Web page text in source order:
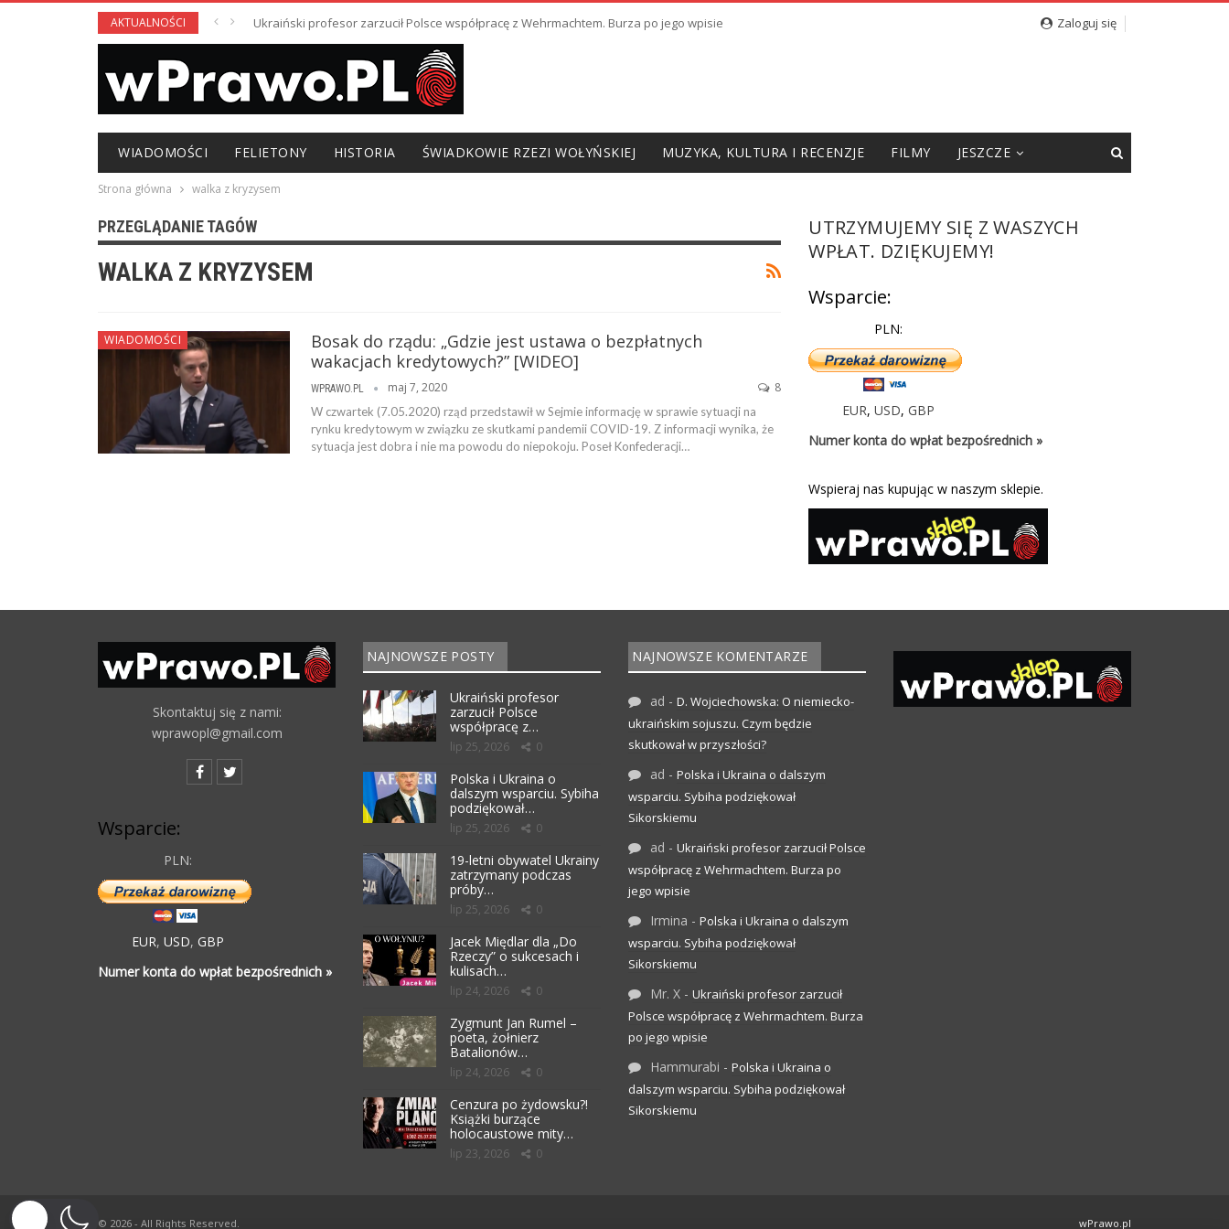
AKTUALNOŚCI Ukraiński profesor zarzucił Polsce współpracę z Wehrmachtem. Burza po jego wpisie Zaloguj się
WIADOMOŚCI FELIETONY HISTORIA ŚWIADKOWIE RZEZI WOŁYŃSKIEJ MUZYKA, KULTURA I RECENZJE FILMY JESZCZE
Strona główna walka z kryzysem
PRZEGLĄDANIE TAGÓW
WALKA Z KRYZYSEM
WIADOMOŚCI
Bosak do rządu: „Gdzie jest ustawa o bezpłatnych
wakacjach kredytowych?” [WIDEO]
WPRAWO.PL maj 7, 2020 8
W czwartek (7.05.2020) rząd przedstawił w Sejmie informację w sprawie sytuacji na
rynku kredytowym w związku ze skutkami pandemii COVID-19. Z informacji wynika, że
sytuacja jest dobra i nie ma powodu do niepokoju. Poseł Konfederacji…
UTRZYMUJEMY SIĘ Z WASZYCH
WPŁAT. DZIĘKUJEMY!
Wsparcie:
PLN:
EUR,USD,GBP
Numer konta do wpłat bezpośrednich »
Wspieraj nas kupując w naszym sklepie.
Skontaktuj się z nami:
wprawopl@gmail.com
Wsparcie:
PLN:
EUR, USD, GBP
Numer konta do wpłat bezpośrednich »
NAJNOWSZE POSTY
Ukraiński profesor
zarzucił Polsce
współpracę z…
lip 25, 2026 0
Polska i Ukraina o
dalszym wsparciu. Sybiha
podziękował…
lip 25, 2026 0
19-letni obywatel Ukrainy
zatrzymany podczas
próby…
lip 25, 2026 0
Jacek Międlar dla „Do
Rzeczy” o sukcesach i
kulisach…
lip 24, 2026 0
Zygmunt Jan Rumel –
poeta, żołnierz
Batalionów…
lip 24, 2026 0
Cenzura po żydowsku?!
Książki burzące
holocaustowe mity…
lip 23, 2026 0
NAJNOWSZE KOMENTARZE
ad - D. Wojciechowska: O niemiecko-
ukraińskim sojuszu. Czym będzie
skutkował w przyszłości?
ad - Polska i Ukraina o dalszym
wsparciu. Sybiha podziękował
Sikorskiemu
ad - Ukraiński profesor zarzucił Polsce
współpracę z Wehrmachtem. Burza po
jego wpisie
Irmina - Polska i Ukraina o dalszym
wsparciu. Sybiha podziękował
Sikorskiemu
Mr. X - Ukraiński profesor zarzucił
Polsce współpracę z Wehrmachtem. Burza
po jego wpisie
Hammurabi - Polska i Ukraina o
dalszym wsparciu. Sybiha podziękował
Sikorskiemu
© 2026 - All Rights Reserved. wPrawo.pl